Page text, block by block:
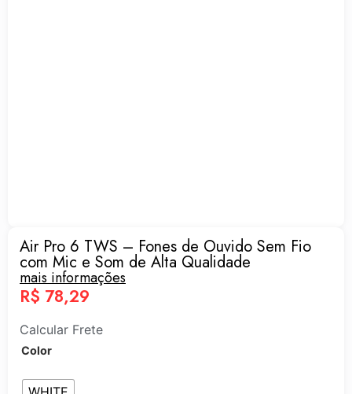
Air Pro 6 TWS – Fones de Ouvido Sem Fio
com Mic e Som de Alta Qualidade
mais informações
R$ 78,29
Calcular Frete
Color